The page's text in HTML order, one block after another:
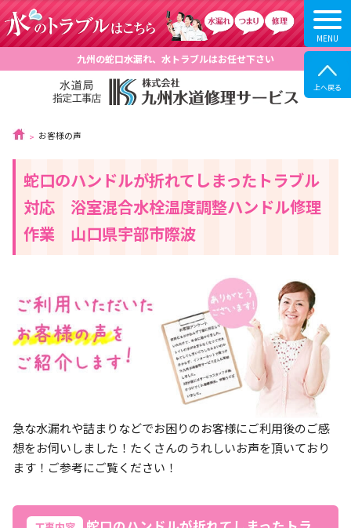
九州の蛇口水漏れ、水トラブルはお任せ下さい
お客様の声
蛇口のハンドルが折れてしまったトラブル
対応 浴室混合水栓温度調整ハンドル修理
作業 山口県宇部市際波
急な水漏れや詰まりなどでお困りのお客様にご利用後のご感
想をお伺いしました！たくさんのうれしいお声を頂いており
ます！ご参考にご覧ください！